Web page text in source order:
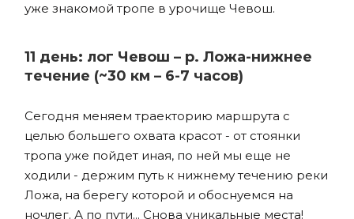
уже знакомой тропе в урочище Чевош.
11 день: лог Чевош – р. Ложа-нижнее
течение (~30 км – 6-7 часов)
Сегодня меняем траекторию маршрута с
целью большего охвата красот - от стоянки
тропа уже пойдет иная, по ней мы еще не
ходили - держим путь к нижнему течению реки
Ложа, на берегу которой и обоснуемся на
ночлег. А по пути... Снова уникальные места!